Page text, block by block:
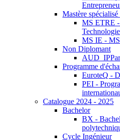
Mastère
MS ETRE -
MS IE -
Non Diplomant
Programme
EuroteQ -
PEI -
Catalogue 2024 - 2025
Bachelor
BX -
Cycle Ingénieur